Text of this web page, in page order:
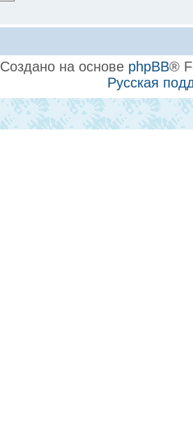
Создано на основе phpBB®
Русская